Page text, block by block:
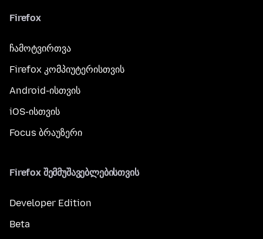
Firefox
ჩამოტვირთვა
Firefox კომპიუტერისთვის
Android-ისთვის
iOS-ისთვის
Focus ბრაუზერი
Firefox შემმუშავებლებისთვის
Developer Edition
Beta